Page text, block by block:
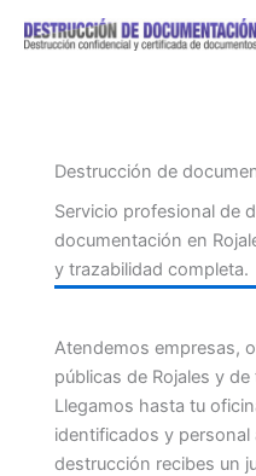
Destrucción de
Servicio profesional de
documentación en
y trazabilidad completa.
Atendemos empresas,
públicas de Rojales y
Llegamos hasta tu
identificados y personal
destrucción recibes un